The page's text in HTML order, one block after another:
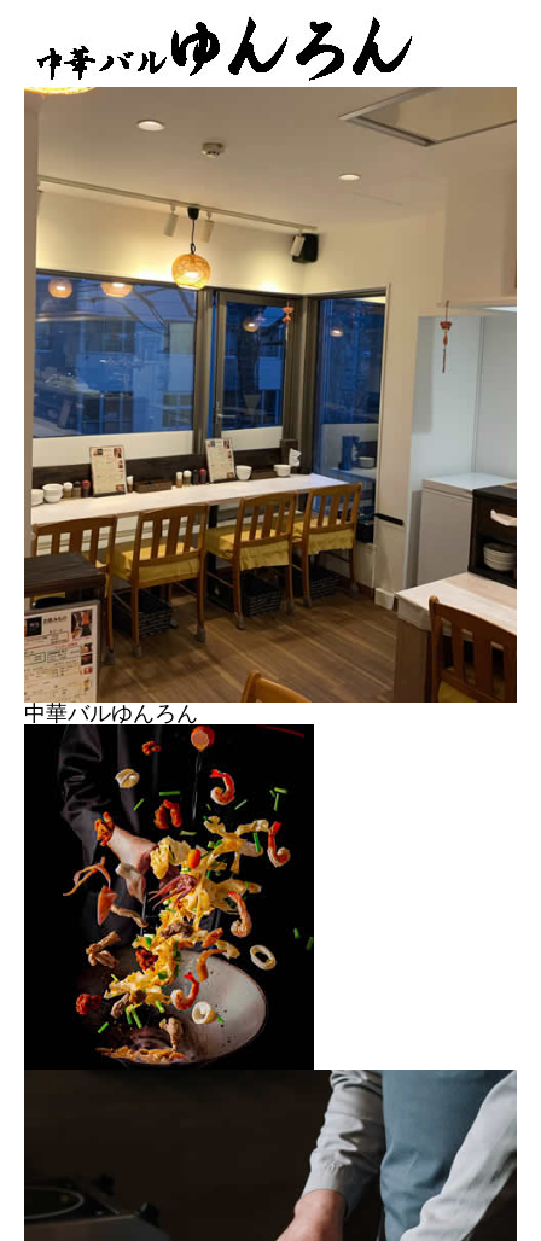
中華バルゆんろん